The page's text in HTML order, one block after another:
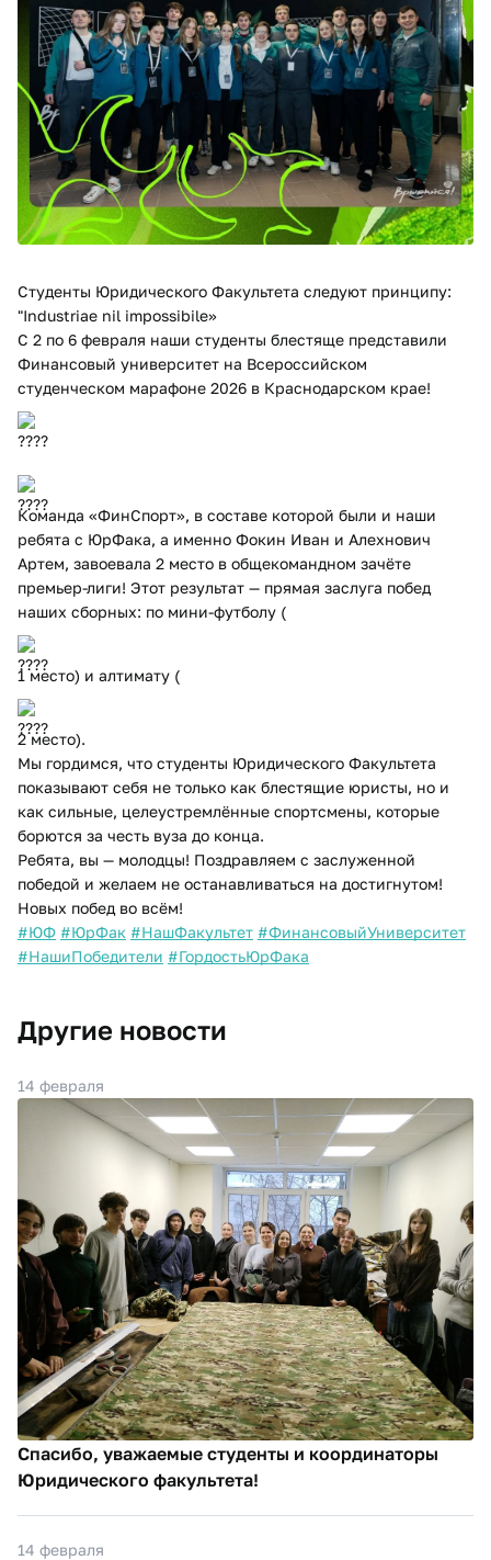
Студенты Юридического Факультета следуют принципу:
"Industriae nil impossibile»
С 2 по 6 февраля наши студенты блестяще представили
Финансовый университет на Всероссийском
студенческом марафоне 2026 в Краснодарском крае!
Команда «ФинСпорт», в составе которой были и наши
ребята с ЮрФака, а именно Фокин Иван и Алехнович
Артем, завоевала 2 место в общекомандном зачёте
премьер-лиги! Этот результат — прямая заслуга побед
наших сборных: по мини-футболу (
1 место) и алтимату (
2 место).
Мы гордимся, что студенты Юридического Факультета
показывают себя не только как блестящие юристы, но и
как сильные, целеустремлённые спортсмены, которые
борются за честь вуза до конца.
Ребята, вы — молодцы! Поздравляем с заслуженной
победой и желаем не останавливаться на достигнутом!
Новых побед во всём!
#ЮФ #ЮрФак #НашФакультет #ФинансовыйУниверситет
#НашиПобедители #ГордостьЮрФака
Другие новости
14 февраля
Спасибо, уважаемые студенты и координаторы
Юридического факультета!
14 февраля